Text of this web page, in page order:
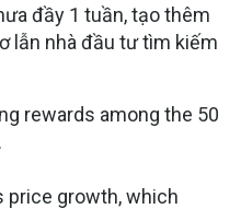
đầy 1 tuần, tạo thêm
lẫn nhà đầu tư tìm kiếm
rewards among the 50
price growth, which